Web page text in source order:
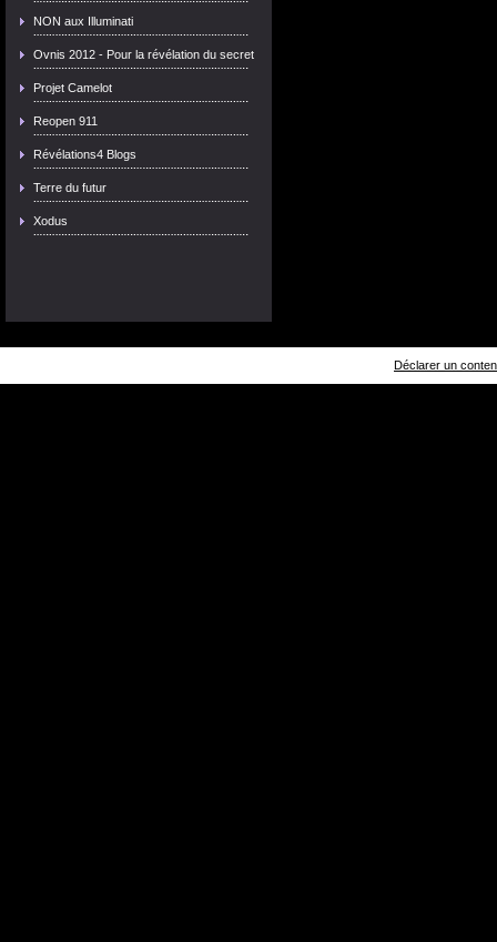
NON aux Illuminati
Ovnis 2012 - Pour la révélation du secret
Projet Camelot
Reopen 911
Révélations4 Blogs
Terre du futur
Xodus
Déclarer un